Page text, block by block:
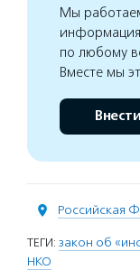
Мы
по любому
Вместе мы
Российская
ТЕГИ: закон об
НКО